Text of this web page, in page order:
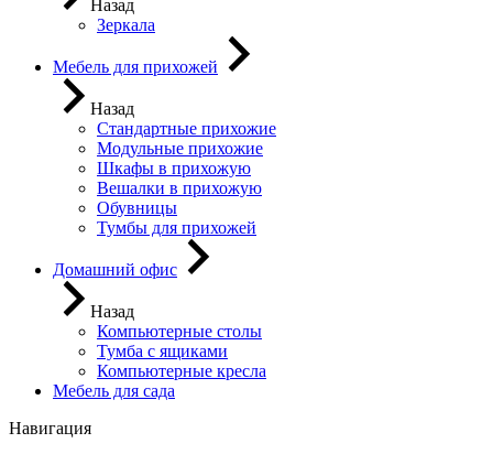
Назад
Зеркала
Мебель для прихожей
Назад
Стандартные прихожие
Модульные прихожие
Шкафы в прихожую
Вешалки в прихожую
Обувницы
Тумбы для прихожей
Домашний офис
Назад
Компьютерные столы
Тумба с ящиками
Компьютерные кресла
Мебель для сада
Навигация